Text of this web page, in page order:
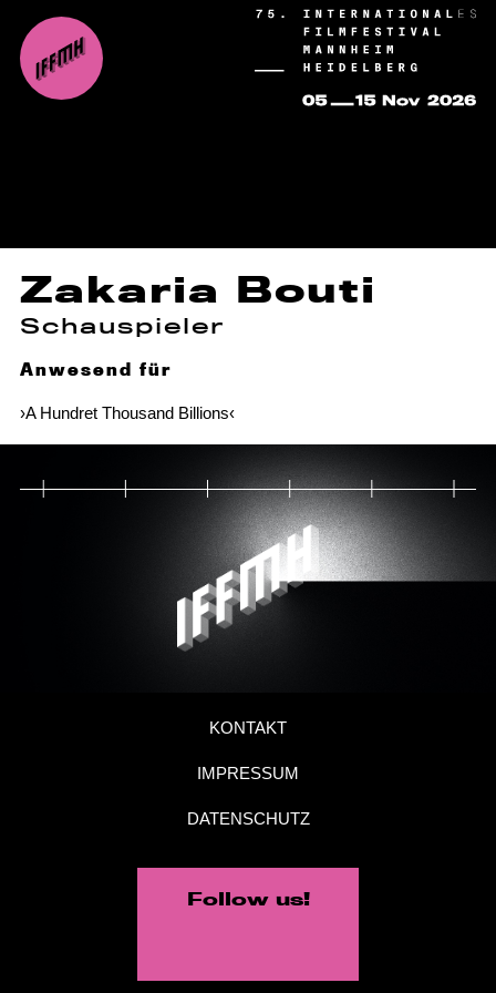
Zakaria Bouti
Schauspieler
Anwesend für
›A Hundret Thousand Billions‹
KONTAKT
IMPRESSUM
DATENSCHUTZ
Follow us!